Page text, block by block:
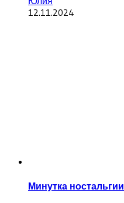
12.11.2024
Минутка ностальгии